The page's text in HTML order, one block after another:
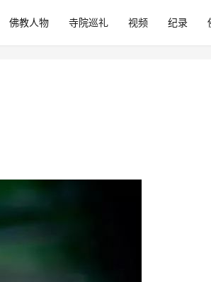
佛教人物 寺院巡礼 视频 纪录